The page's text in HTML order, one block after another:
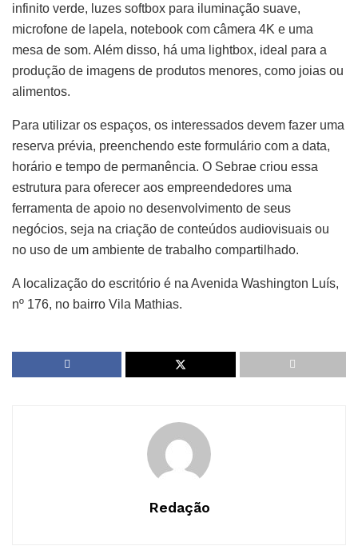
infinito verde, luzes softbox para iluminação suave,
microfone de lapela, notebook com câmera 4K e uma
mesa de som. Além disso, há uma lightbox, ideal para a
produção de imagens de produtos menores, como joias ou
alimentos.
Para utilizar os espaços, os interessados devem fazer uma
reserva prévia, preenchendo este formulário com a data,
horário e tempo de permanência. O Sebrae criou essa
estrutura para oferecer aos empreendedores uma
ferramenta de apoio no desenvolvimento de seus
negócios, seja na criação de conteúdos audiovisuais ou
no uso de um ambiente de trabalho compartilhado.
A localização do escritório é na Avenida Washington Luís,
nº 176, no bairro Vila Mathias.
Redação